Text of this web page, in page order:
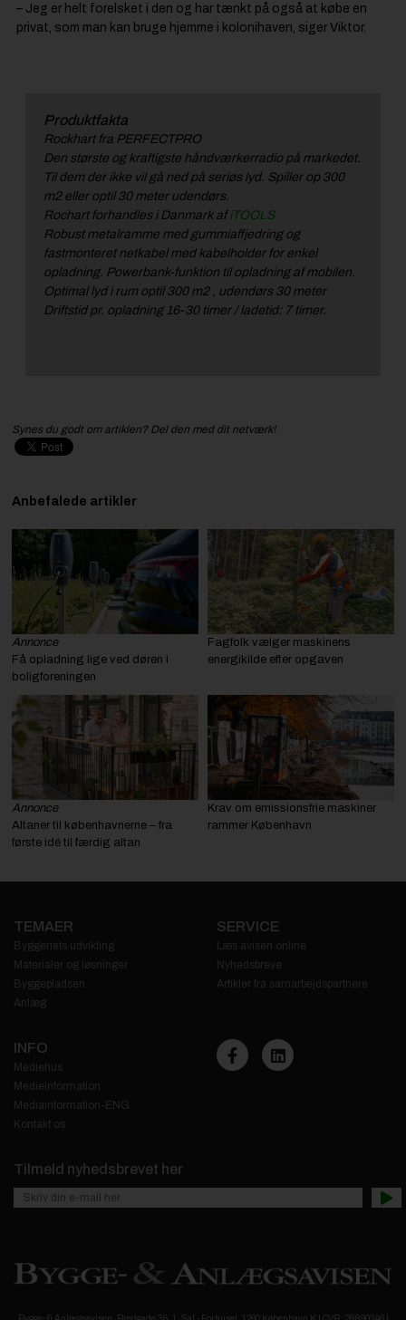
– Jeg er helt forelsket i den og har tænkt på også at købe en
privat, som man kan bruge hjemme i kolonihaven, siger Viktor.
Produktfakta
Rockhart fra PERFECTPRO
Den største og kraftigste håndværkerradio på markedet.
Til dem der ikke vil gå ned på seriøs lyd. Spiller op 300
m2 eller optil 30 meter udendørs.
Rochart forhandles i Danmark afiTOOLS
Robust metalramme med gummiaffjedring og
fastmonteret netkabel med kabelholder for enkel
opladning. Powerbank-funktion til opladning af mobilen.
Optimal lyd i rum optil 300 m2 , udendørs 30 meter
Driftstid pr. opladning 16-30 timer / ladetid: 7 timer.
Synes du godt om artiklen? Del den med dit netværk!
Anbefalede artikler
Annonce
Få opladning lige ved døren i
boligforeningen
Fagfolk vælger maskinens
energikilde efter opgaven
Annonce
Altaner til københavnerne – fra
første idé til færdig altan
Krav om emissionsfrie maskiner
rammer København
TEMAER
Byggeriets udvikling
Materialer og løsninger
Byggepladsen
Anlæg
SERVICE
Læs avisen online
Nyhedsbreve
Artikler fra samarbejdspartnere
INFO
Mediehus
Medieinformation
Mediainformation-ENG
Kontakt os
Tilmeld nyhedsbrevet her